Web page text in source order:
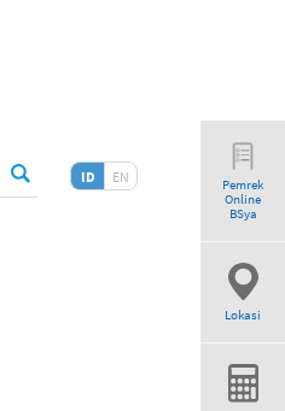
ID EN
Pemrek
Online
BSya
Lokasi